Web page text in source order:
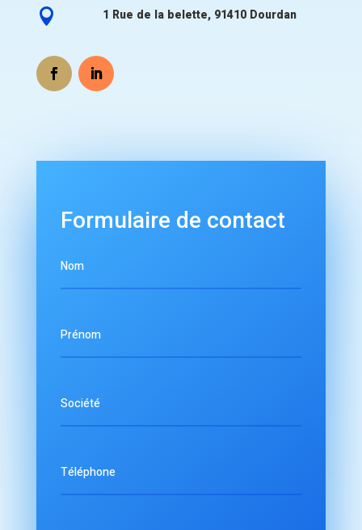
 1 Rue de la belette, 91410 Dourdan
Formulaire de contact